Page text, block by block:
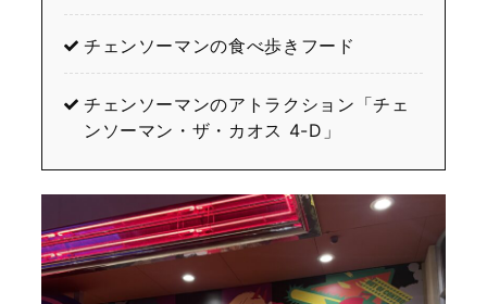
チェンソーマンの食べ歩きフード
チェンソーマンのアトラクション「チェ
ンソーマン・ザ・カオス 4-D 」